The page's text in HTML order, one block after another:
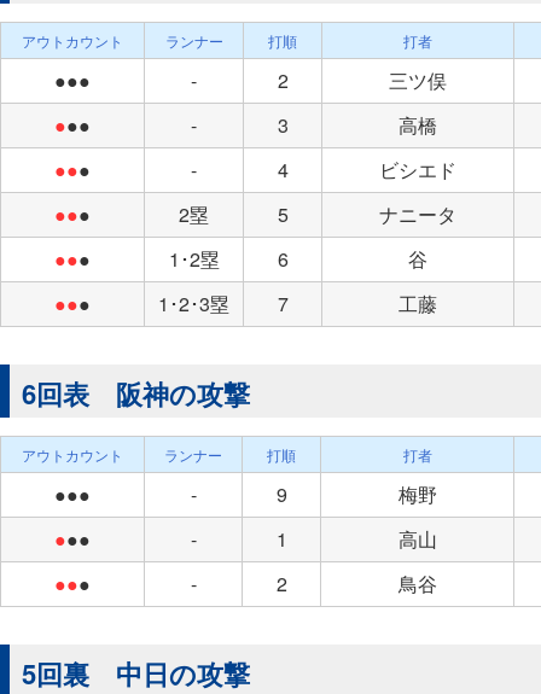
アウトカウント ランナー 打順 打者
●●● - 2
三ツ俣
●●● - 3
高橋
●●● - 4
ビシエド
●●● 2塁 5
ナニータ
●●● 1･2塁 6
谷
●●● 1･2･3塁 7 工藤
6回表 阪神の攻撃
アウトカウント ランナー 打順 打者
●●● - 9
梅野
●●● - 1
高山
●●● - 2 鳥谷
5回裏 中日の攻撃